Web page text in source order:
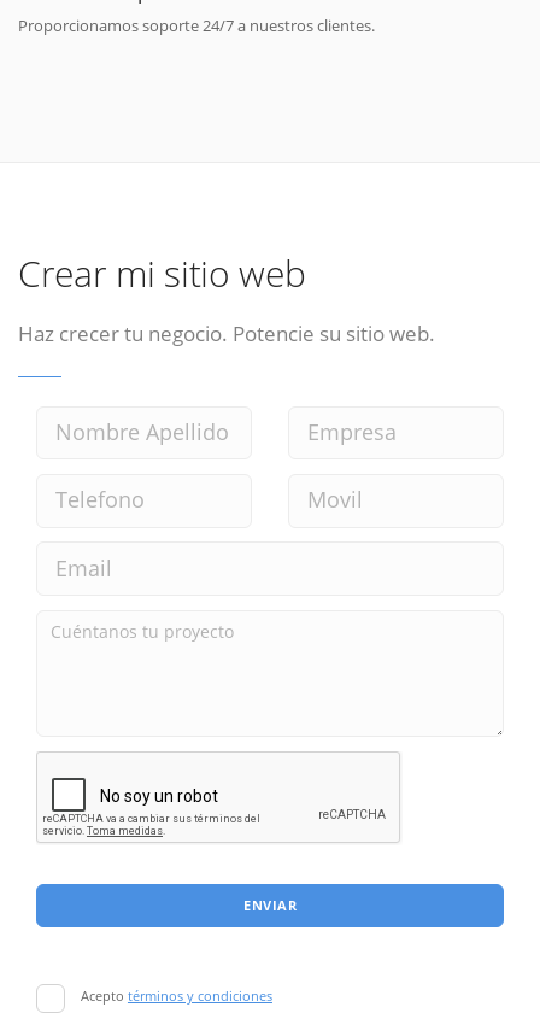
Proporcionamos soporte 24/7 a nuestros clientes.
Crear mi sitio web
Haz crecer tu negocio. Potencie su sitio web.
ENVIAR
Acepto términos y condiciones